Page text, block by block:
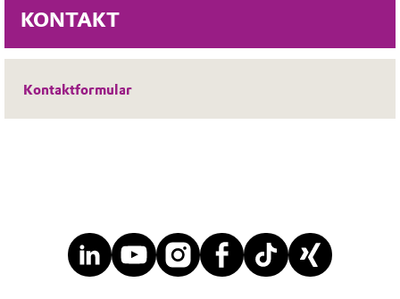
KONTAKT
Kontaktformular